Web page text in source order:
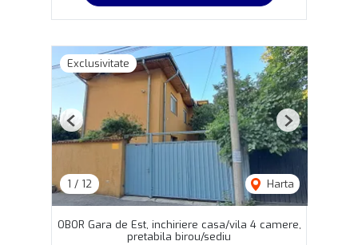
Exclusivitate
1 / 12 Harta
Previous Next
OBOR Gara de Est, inchiriere casa/vila 4 camere,
pretabila birou/sediu